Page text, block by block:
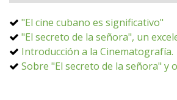
"El cine cubano es significativo"
"El secreto de la señora", un
Introducción a la Cinematografía.
Sobre "El secreto de la señora" y